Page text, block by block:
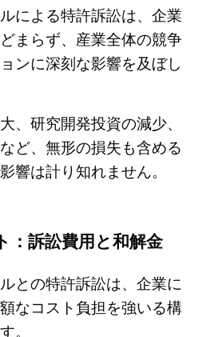
による特許訴訟は、企業
まらず、産業全体の競争
ンに深刻な影響を及ぼし
、研究開発投資の減少、
ど、無形の損失も含める
響は計り知れません。
：訴訟費用と和解金
との特許訴訟は、企業に
なコスト負担を強いる構
。